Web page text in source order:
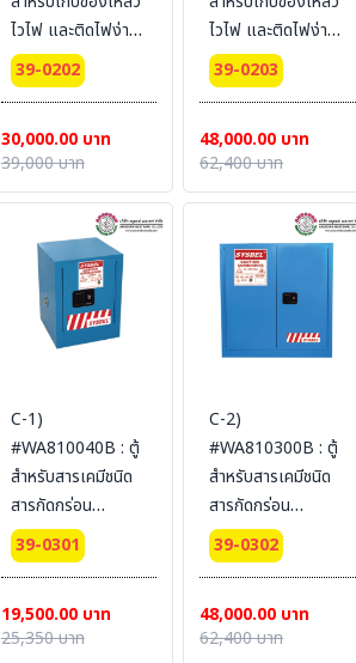
ไวไฟ และติดไฟง่าย
Combustible
Cabinets 45 L 1
Certification(FM/CE)
Ext dimension
89x59x46
สายดิน)
39-0202
30,000.00 บาท
39,000 บาท
ไวไฟ และติดไฟง่าย
Combustible
Cabinets 114 L 2
Certification(FM/CE)
Ext dimension
112x109x46
สายดิน)
39-0203
48,000.00 บาท
62,400 บาท
C-1)
#WA810040B : ตู้
สำหรับสารเคมีชนิด
สารกัดกร่อน
Corrosive
Cabinets 15 L 1
Certification(CE)
Ext dimension
39-0301
19,500.00 บาท
25,350 บาท
C-2)
#WA810300B : ตู้
สำหรับสารเคมีชนิด
สารกัดกร่อน
Corrosive
Cabinets 114 L 2
Certification(FM/CE)
Ext dimension
39-0302
48,000.00 บาท
62,400 บาท